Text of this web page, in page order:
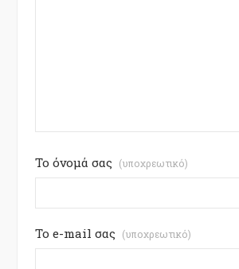
Το όνομά σας (υποχρεωτικό)
Το e-mail σας (υποχρεωτικό)